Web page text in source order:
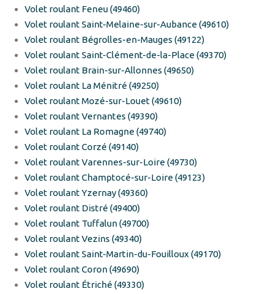
Volet roulant Feneu (49460)
Volet roulant Saint-Melaine-sur-Aubance (49610)
Volet roulant Bégrolles-en-Mauges (49122)
Volet roulant Saint-Clément-de-la-Place (49370)
Volet roulant Brain-sur-Allonnes (49650)
Volet roulant La Ménitré (49250)
Volet roulant Mozé-sur-Louet (49610)
Volet roulant Vernantes (49390)
Volet roulant La Romagne (49740)
Volet roulant Corzé (49140)
Volet roulant Varennes-sur-Loire (49730)
Volet roulant Champtocé-sur-Loire (49123)
Volet roulant Yzernay (49360)
Volet roulant Distré (49400)
Volet roulant Tuffalun (49700)
Volet roulant Vezins (49340)
Volet roulant Saint-Martin-du-Fouilloux (49170)
Volet roulant Coron (49690)
Volet roulant Étriché (49330)